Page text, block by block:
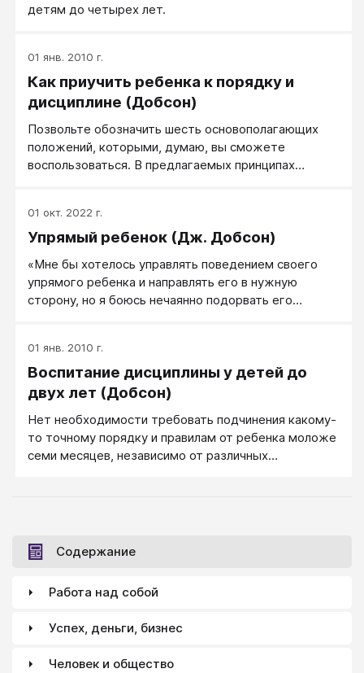
детям до четырех лет.
01 янв. 2010 г.
Как приучить ребенка к порядку и
дисциплине (Добсон)
Позвольте обозначить шесть основополагающих
положений, которыми, думаю, вы сможете
воспользоваться. В предлагаемых принципах
наказания за их нарушения.
01 окт. 2022 г.
Упрямый ребенок (Дж. Добсон)
«Мне бы хотелось управлять поведением своего
упрямого ребенка и направлять его в нужную
сторону, но я боюсь нечаянно подорвать его
себя ведет, чтобы не навредить его
самосознанию?»
01 янв. 2010 г.
Воспитание дисциплины у детей до
двух лет (Добсон)
Нет необходимости требовать подчинения какому-
то точному порядку и правилам от ребенка моложе
семи месяцев, независимо от различных
Содержание
Работа над собой
Успех, деньги, бизнес
Человек и общество